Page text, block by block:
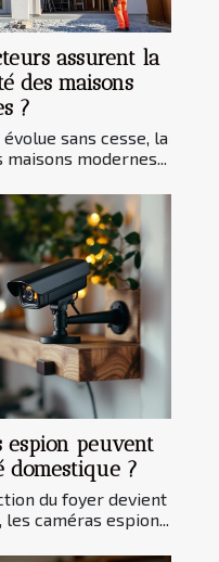
assurent la
des maisons
?
sans cesse, la
modernes...
espion peuvent
domestique ?
du foyer devient
caméras espion...